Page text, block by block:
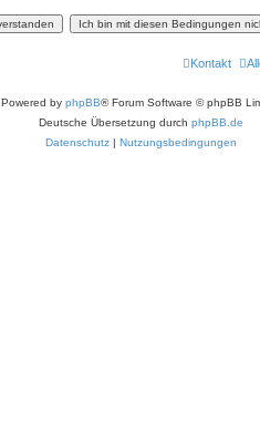
Kontakt
Powered by phpBB® Forum Software © phpBB
Deutsche Übersetzung durch phpBB.de
Datenschutz | Nutzungsbedingungen